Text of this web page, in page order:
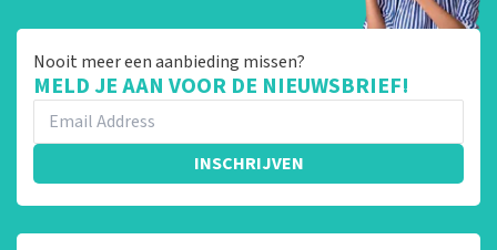
Nooit meer een aanbieding missen?
MELD JE AAN VOOR DE NIEUWSBRIEF!
INSCHRIJVEN